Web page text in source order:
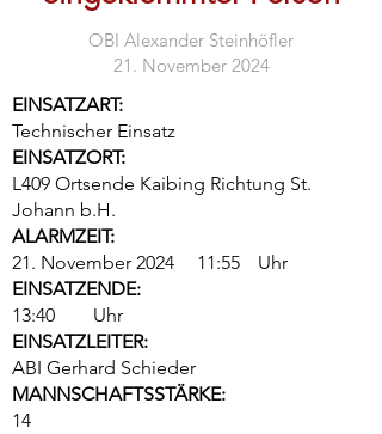
OBI Alexander Steinhöfler
EINSATZART:
Technischer Einsatz
EINSATZORT:
L409 Ortsende Kaibing Richtung St.
Johann b.H.
ALARMZEIT:
21. November 2024
11:55
Uhr
EINSATZENDE:
13:40
Uhr
EINSATZLEITER:
ABI Gerhard Schieder
MANNSCHAFTSSTÄRKE:
14
21. November 2024